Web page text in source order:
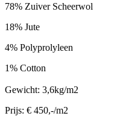
78% Zuiver Scheerwol
18% Jute
4% Polyprolyleen
1% Cotton
Gewicht: 3,6kg/m2
Prijs: € 450,-/m2